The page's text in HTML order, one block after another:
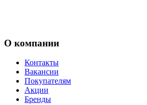
О компании
Контакты
Вакансии
Покупателям
Акции
Бренды